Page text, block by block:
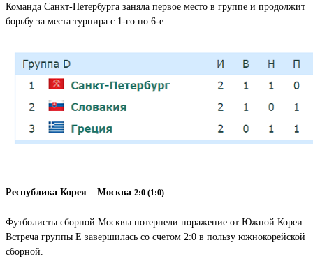
Команда Санкт-Петербурга заняла первое место в группе и продолжит
борьбу за места турнира с 1-го по 6-е.
Республика Корея – Москва 2:0 (1:0)
Футболисты сборной Москвы потерпели поражение от Южной Кореи.
Встреча группы E завершилась со счетом 2:0 в пользу южнокорейской
сборной.